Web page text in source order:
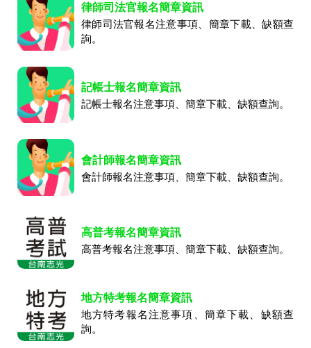
律師司法官報名簡章資訊
律師司法官報名注意事項、簡章下載、缺額查
詢。
記帳士報名簡章資訊
記帳士報名注意事項、簡章下載、缺額查詢。
會計師報名簡章資訊
會計師報名注意事項、簡章下載、缺額查詢。
高普考報名簡章資訊
高普考報名注意事項、簡章下載、缺額查詢。
地方特考報名簡章資訊
地方特考報名注意事項、簡章下載、缺額查
詢。